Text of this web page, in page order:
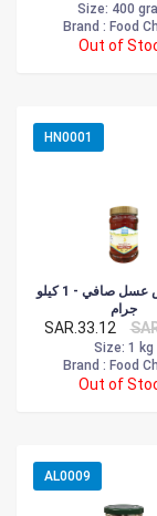
Size: 400
Brand : Food
Out of
HN0001
فود شويس عسل صافي - 1 كيلو
جرام
SAR.33.12
Size: 1 kg
Brand : Food
Out of
AL0009